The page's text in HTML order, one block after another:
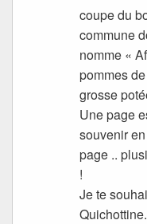
coupe du
commune
nomme «
pommes
grosse
Une page
souvenir
page ..
!
Je te
Quichottine.